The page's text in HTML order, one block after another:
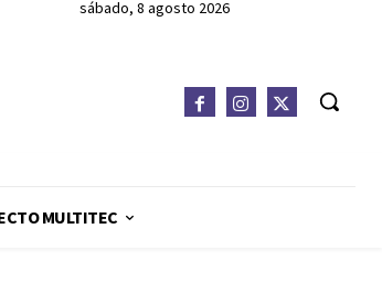
sábado, 8 agosto 2026
MULTITEC